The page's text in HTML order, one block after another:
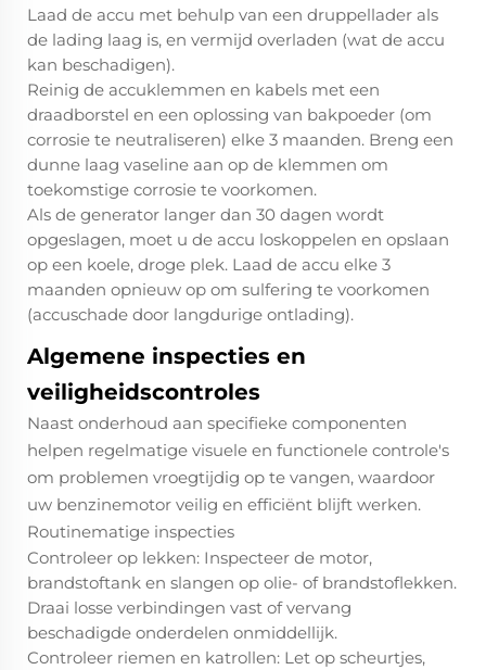
Laad de accu met behulp van een druppellader als
de lading laag is, en vermijd overladen (wat de accu
kan beschadigen).
Reinig de accuklemmen en kabels met een
draadborstel en een oplossing van bakpoeder (om
corrosie te neutraliseren) elke 3 maanden. Breng een
dunne laag vaseline aan op de klemmen om
toekomstige corrosie te voorkomen.
Als de generator langer dan 30 dagen wordt
opgeslagen, moet u de accu loskoppelen en opslaan
op een koele, droge plek. Laad de accu elke 3
maanden opnieuw op om sulfering te voorkomen
(accuschade door langdurige ontlading).
Algemene inspecties en
veiligheidscontroles
Naast onderhoud aan specifieke componenten
helpen regelmatige visuele en functionele controle's
om problemen vroegtijdig op te vangen, waardoor
uw benzinemotor veilig en efficiënt blijft werken.
Routinematige inspecties
Controleer op lekken: Inspecteer de motor,
brandstoftank en slangen op olie- of brandstoflekken.
Draai losse verbindingen vast of vervang
beschadigde onderdelen onmiddellijk.
Controleer riemen en katrollen: Let op scheurtjes,